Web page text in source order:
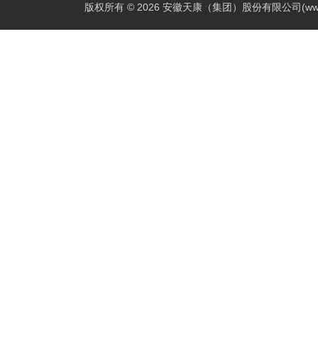
版权所有 © 2026 安徽天康（集团）股份有限公司